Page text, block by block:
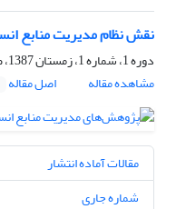
نقش نظام مدیریت منابع
دوره 1، شماره 1، زمستان 1387، صفحه
مشاهده مقاله
اصل مقاله
مقالات آماده انتشار
شماره جاری